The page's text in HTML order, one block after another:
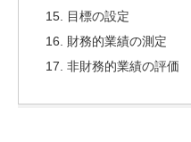
15. 目標の設定
16. 財務的業績の測定
17. 非財務的業績の評価